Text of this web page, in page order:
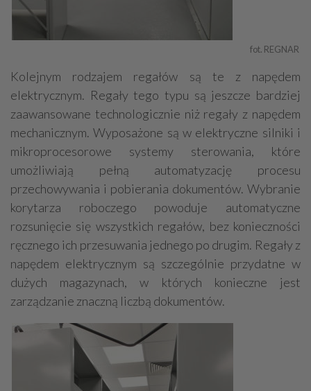
fot. REGNAR
Kolejnym rodzajem regałów są te z napędem
elektrycznym. Regały tego typu są jeszcze bardziej
zaawansowane technologicznie niż regały z napędem
mechanicznym. Wyposażone są w elektryczne silniki i
mikroprocesorowe systemy sterowania, które
umożliwiają pełną automatyzację procesu
przechowywania i pobierania dokumentów. Wybranie
korytarza roboczego powoduje automatyczne
rozsunięcie się wszystkich regałów, bez konieczności
ręcznego ich przesuwania jednego po drugim. Regały z
napędem elektrycznym są szczególnie przydatne w
dużych magazynach, w których konieczne jest
zarządzanie znaczną liczbą dokumentów.